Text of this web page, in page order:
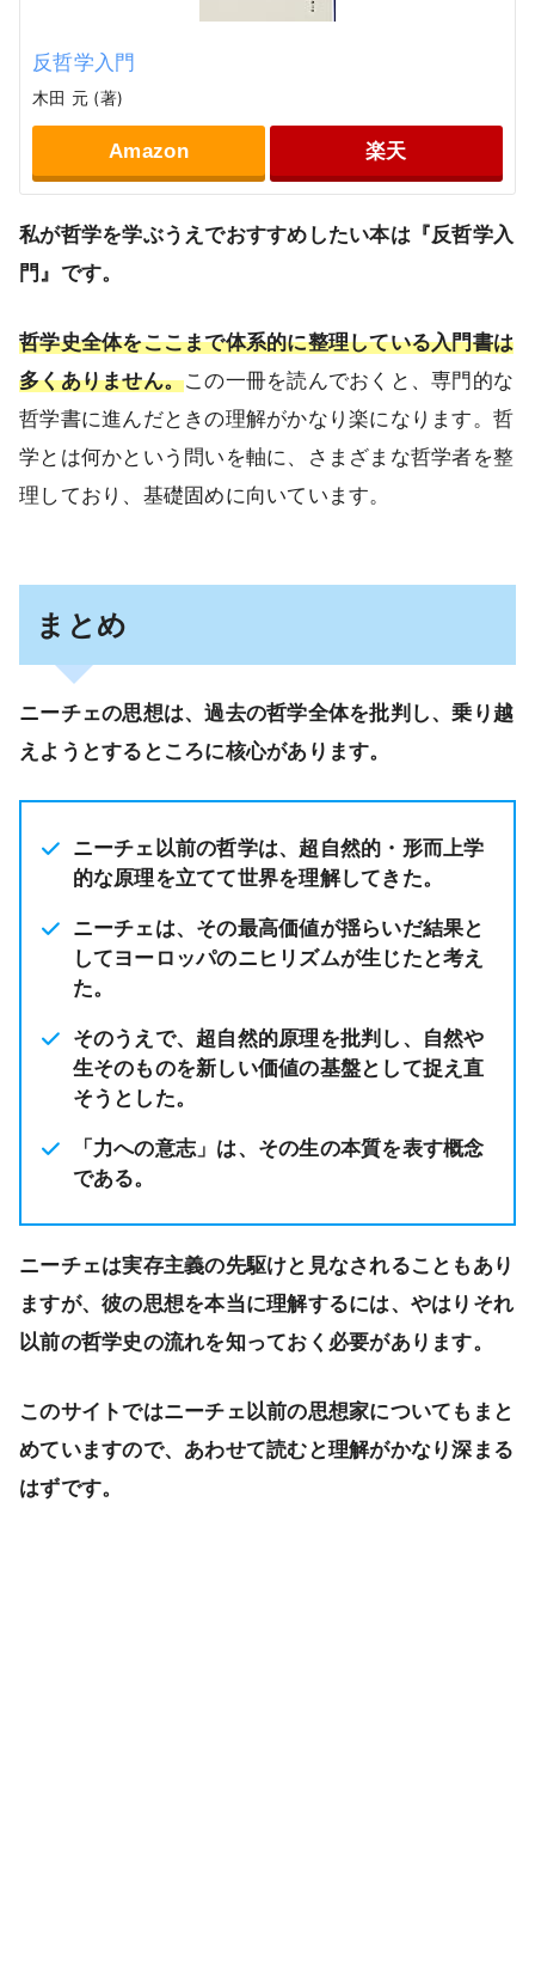
反哲学入門
木田 元 (著)
Amazon 楽天
私が哲学を学ぶうえでおすすめしたい本は『反哲学入
門』です。
哲学史全体をここまで体系的に整理している入門書は
多くありません。この一冊を読んでおくと、専門的な
哲学書に進んだときの理解がかなり楽になります。哲
学とは何かという問いを軸に、さまざまな哲学者を整
理しており、基礎固めに向いています。
まとめ
ニーチェの思想は、過去の哲学全体を批判し、乗り越
えようとするところに核心があります。
ニーチェ以前の哲学は、超自然的・形而上学
的な原理を立てて世界を理解してきた。
ニーチェは、その最高価値が揺らいだ結果と
してヨーロッパのニヒリズムが生じたと考え
た。
そのうえで、超自然的原理を批判し、自然や
生そのものを新しい価値の基盤として捉え直
そうとした。
「力への意志」は、その生の本質を表す概念
である。
ニーチェは実存主義の先駆けと見なされることもあり
ますが、彼の思想を本当に理解するには、やはりそれ
以前の哲学史の流れを知っておく必要があります。
このサイトではニーチェ以前の思想家についてもまと
めていますので、あわせて読むと理解がかなり深まる
はずです。